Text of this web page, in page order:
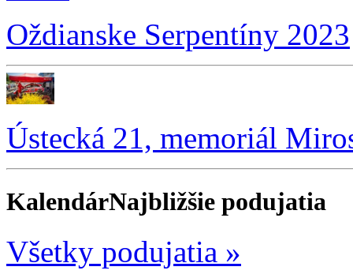
Oždianske Serpentíny 2023
Ústecká 21, memoriál
KalendárNajbližšie podujatia
Všetky podujatia »